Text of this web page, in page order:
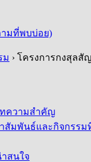
ามที่พบบ่อย)
ม › โครงการกงสุลสั
ความสำคัญ
สัมพันธ์และกิจกรรม
สนใจ